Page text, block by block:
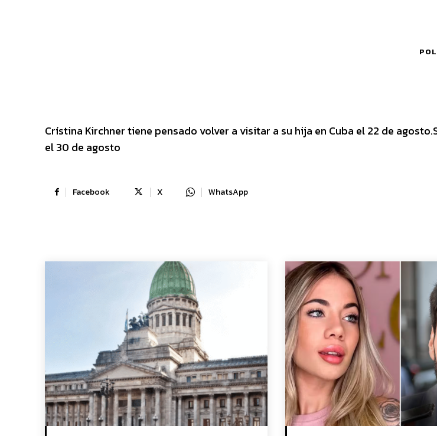
Crístina Kirchner tiene pensado volver a visitar a su hija en Cuba el 22 de
el 30 de agosto
Facebook X WhatsApp